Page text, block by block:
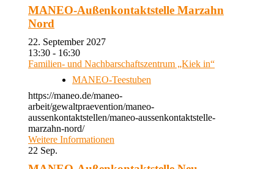
MANEO-Außenkontaktstelle Marzahn
Nord
22. September 2027
13:30 - 16:30
Familien- und Nachbarschaftszentrum „Kiek in“
MANEO-Teestuben
https://maneo.de/maneo-
arbeit/gewaltpraevention/maneo-
aussenkontaktstellen/maneo-aussenkontaktstelle-
marzahn-nord/
Weitere Informationen
22 Sep.